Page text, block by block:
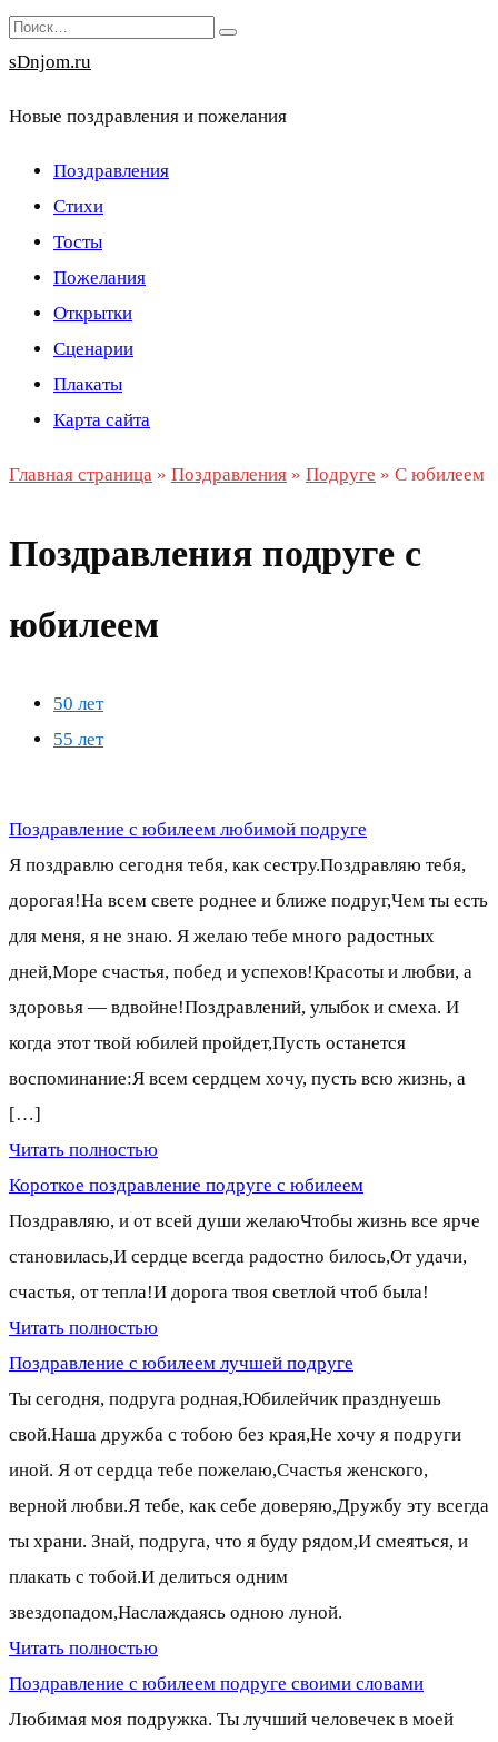
Перейти
к
Search
for:
sDnjom.ru
Новые поздравления и пожелания
Поздравления
Стихи
Тосты
Пожелания
Открытки
Сценарии
Плакаты
Карта сайта
Главная страница » Поздравления » Подруге » С юбилеем
Поздравления подруге с
юбилеем
50 лет
55 лет
Поздравление с юбилеем любимой подруге
Я поздравлю сегодня тебя, как сестру.Поздравляю тебя,
дорогая!На всем свете роднее и ближе подруг,Чем ты есть
для меня, я не знаю. Я желаю тебе много радостных
дней,Море счастья, побед и успехов!Красоты и любви, а
здоровья — вдвойне!Поздравлений, улыбок и смеха. И
когда этот твой юбилей пройдет,Пусть останется
воспоминание:Я всем сердцем хочу, пусть всю жизнь, а
[…]
Читать полностью
Короткое поздравление подруге с юбилеем
Поздравляю, и от всей души желаюЧтобы жизнь все ярче
становилась,И сердце всегда радостно билось,От удачи,
счастья, от тепла!И дорога твоя светлой чтоб была!
Читать полностью
Поздравление с юбилеем лучшей подруге
Ты сегодня, подруга родная,Юбилейчик празднуешь
свой.Наша дружба с тобою без края,Не хочу я подруги
иной. Я от сердца тебе пожелаю,Счастья женского,
верной любви.Я тебе, как себе доверяю,Дружбу эту всегда
ты храни. Знай, подруга, что я буду рядом,И смеяться, и
плакать с тобой.И делиться одним
звездопадом,Наслаждаясь одною луной.
Читать полностью
Поздравление с юбилеем подруге своими словами
Любимая моя подружка. Ты лучший человечек в моей